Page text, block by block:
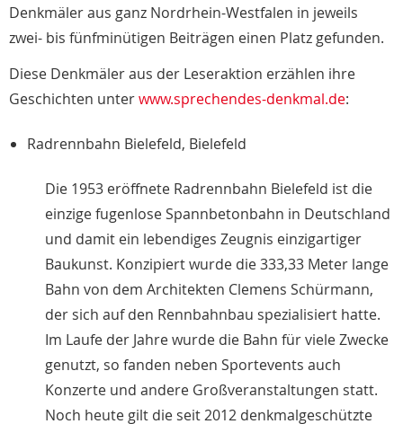
Denkmäler aus ganz Nordrhein-Westfalen in jeweils
zwei- bis fünfminütigen Beiträgen einen Platz gefunden.
Diese Denkmäler aus der Leseraktion erzählen ihre
Geschichten unterwww.sprechendes-denkmal.de:
Radrennbahn Bielefeld, Bielefeld
Die 1953 eröffnete Radrennbahn Bielefeld ist die
einzige fugenlose Spannbetonbahn in Deutschland
und damit ein lebendiges Zeugnis einzigartiger
Baukunst. Konzipiert wurde die 333,33 Meter lange
Bahn von dem Architekten Clemens Schürmann,
der sich auf den Rennbahnbau spezialisiert hatte.
Im Laufe der Jahre wurde die Bahn für viele Zwecke
genutzt, so fanden neben Sportevents auch
Konzerte und andere Großveranstaltungen statt.
Noch heute gilt die seit 2012 denkmalgeschützte